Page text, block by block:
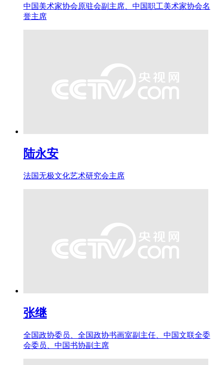
中国美术家协会原驻会副主席、中国职工美术家协会名
誉主席
陆永安
法国无极文化艺术研究会主席
张继
全国政协委员、全国政协书画室副主任、中国文联全委
会委员、中国书协副主席